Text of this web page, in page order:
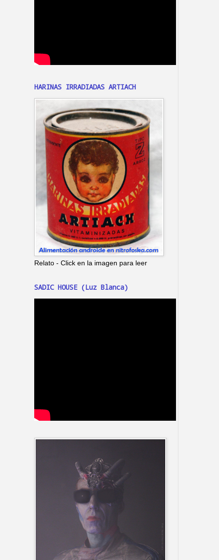
HARINAS IRRADIADAS ARTIACH
Relato - Click en la imagen para leer
SADIC HOUSE (Luz Blanca)